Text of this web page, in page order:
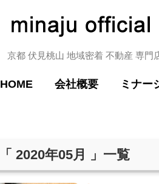
京都 伏見桃山 地域密着 不動産 専門
HOME 会社概要 ミナー
「 2020年05月 」一覧